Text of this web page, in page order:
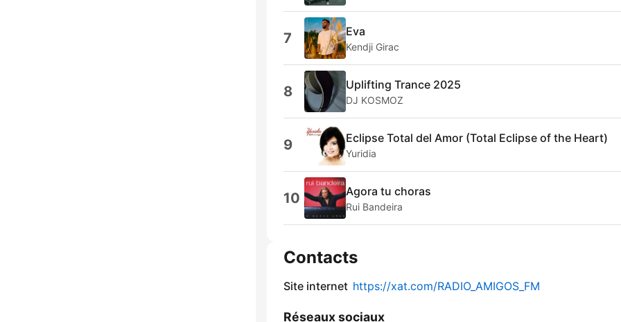
7 Eva
Kendji Girac
8 Uplifting Trance 2025
DJ KOSMOZ
9 Eclipse Total del Amor (Total Eclipse of the Heart)
Yuridia
10 Agora tu choras
Rui Bandeira
Contacts
Site internet https://xat.com/RADIO_AMIGOS_FM
Réseaux sociaux